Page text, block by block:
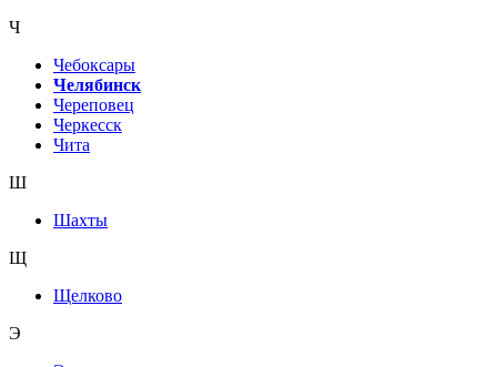
Ч
Чебоксары
Челябинск
Череповец
Черкесск
Чита
Ш
Шахты
Щ
Щелково
Э